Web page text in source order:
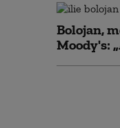
Bolojan,
Moody's: